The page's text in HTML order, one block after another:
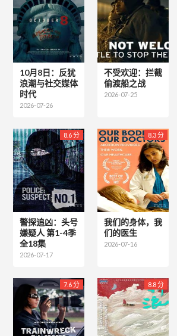
10月8日：反犹
浪潮与社交媒体
时代
2026-07-26
不受欢迎：拦截
偷渡船之战
2026-07-25
8.6 分
警探追凶：头号
嫌疑人 第1-4季
全18集
2026-07-17
8.3 分
我们的身体，我
们的医生
2026-07-16
7.6 分 8.8 分